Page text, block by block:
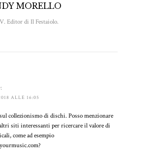
MORELLO
Editor di Il Festaiolo.
ALLE 16:05
collezionismo di dischi. Posso menzionare
siti interessanti per ricercare il valore di
come ad esempio